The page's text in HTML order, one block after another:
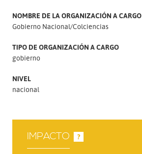
NOMBRE DE LA ORGANIZACIÓN A CARGO
Gobierno Nacional/Colciencias
TIPO DE ORGANIZACIÓN A CARGO
gobierno
NIVEL
nacional
IMPACTO ?